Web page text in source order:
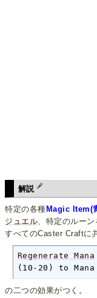
解説
特定の各種Magic Item(
ジュエル 、特定のルー
すべてのCaster Craftに
Regenerate Mana
(10-20) to Mana
の二つの効果がつく。